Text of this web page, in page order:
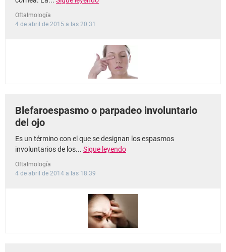
Oftalmología
4 de abril de 2015 a las 20:31
Blefaroespasmo o parpadeo involuntario
del ojo
Es un término con el que se designan los espasmos
involuntarios de los... Sigue leyendo
Oftalmología
4 de abril de 2014 a las 18:39